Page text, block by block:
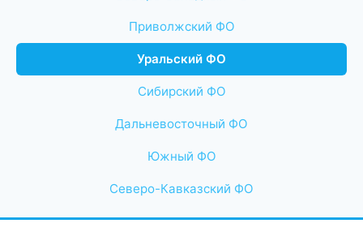
Приволжский ФО
Уральский ФО
Сибирский ФО
Дальневосточный ФО
Южный ФО
Северо-Кавказский ФО